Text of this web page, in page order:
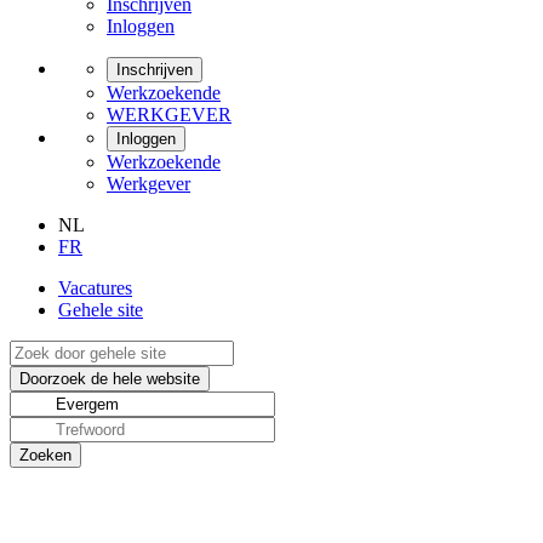
Inschrijven
Inloggen
Inschrijven
Werkzoekende
WERKGEVER
Inloggen
Werkzoekende
Werkgever
NL
FR
Vacatures
Gehele site